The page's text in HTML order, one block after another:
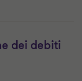
dei debiti